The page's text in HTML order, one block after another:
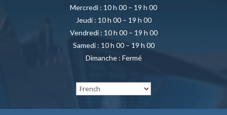
Mercredi : 10 h 00 – 19 h 00
Jeudi : 10 h 00 – 19 h 00
Vendredi : 10 h 00 – 19 h 00
Samedi : 10 h 00 – 19 h 00
Dimanche : Fermé